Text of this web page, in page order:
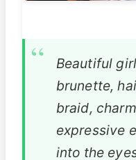
Beautiful
brunette,
braid,
expressive
into the